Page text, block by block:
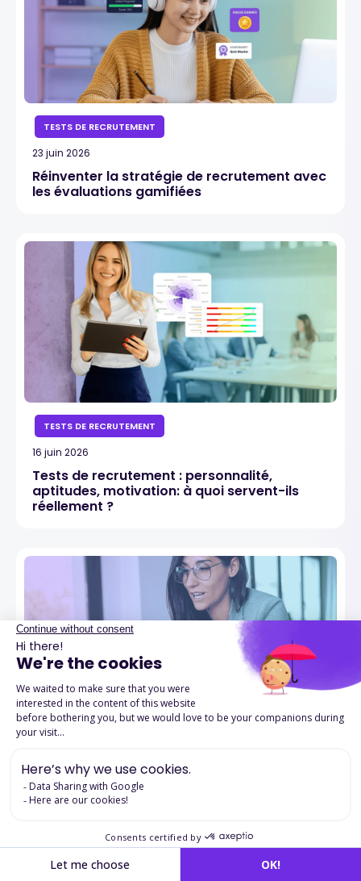
TESTS DE RECRUTEMENT
23 juin 2026
Réinventer la stratégie de recrutement avec
les évaluations gamifiées
TESTS DE RECRUTEMENT
16 juin 2026
Tests de recrutement : personnalité,
aptitudes, motivation: à quoi servent-ils
réellement ?
13 mai 2026
Entretiens vidéo différés et tests
psychométriques : le duo gagnant du